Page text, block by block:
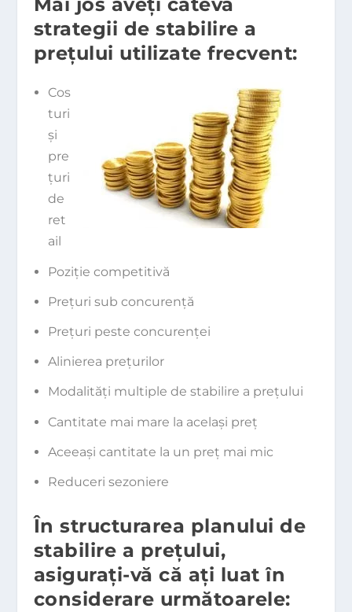
strategii de stabilire a
preţului utilizate frecvent:
Cos
turi
şi
pre
ţuri
de
ret
ail
Poziţie competitivă
Preţuri sub concurenţă
Preţuri peste concurenţei
Alinierea preţurilor
Modalităţi multiple de stabilire a preţului
Cantitate mai mare la acelaşi preţ
Aceeaşi cantitate la un preţ mai mic
Reduceri sezoniere
În structurarea planului de
stabilire a preţului,
asiguraţi-vă că aţi luat în
considerare următoarele: